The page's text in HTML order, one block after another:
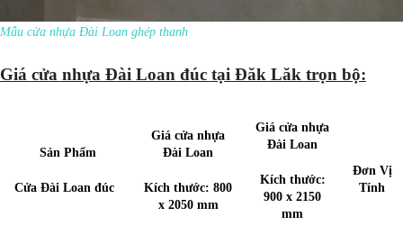
Mẫu cửa nhựa Đài Loan ghép thanh
Giá cửa nhựa Đài Loan đúc tại Đăk Lăk trọn bộ:
Sản Phẩm
Cửa Đài Loan đúc
Giá cửa nhựa
Đài Loan
Kích thước: 800
x 2050 mm
Giá cửa nhựa
Đài Loan
Kích thước:
900 x 2150
mm
Đơn Vị
Tính